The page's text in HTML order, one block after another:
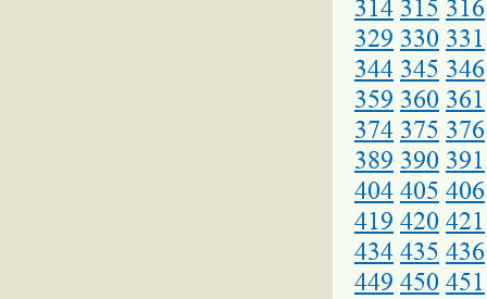
314 315 316
329 330 331
344 345 346
359 360 361
374 375 376
389 390 391
404 405 406
419 420 421
434 435 436
449 450 451